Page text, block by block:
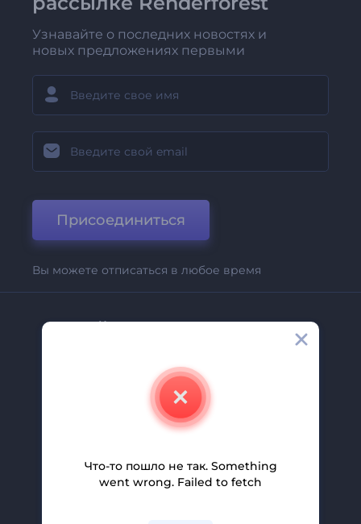
Узнавайте о последних новостях и
новых предложениях первыми
Присоединиться
Вы можете отписаться в любое время
Компания
Свяжитесь С Нами
Помощь И Поддержка
Партнерская Программа
Политика Конфиденциальности
Что-то пошло не так. Something
went wrong. Failed to fetch